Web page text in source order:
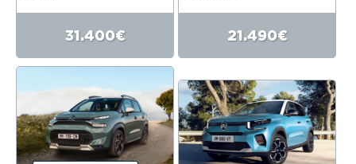
31.400€ 21.490€